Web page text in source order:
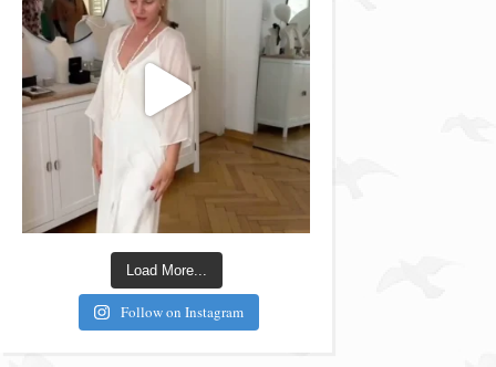
Load More...
Follow on Instagram